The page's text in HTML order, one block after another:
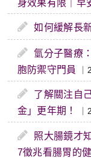
身效果有限｜早
如何緩解長
氫分子醫療
胞防禦守門員
了解關注自
金」更年期！
照大腸鏡才
7徵兆看腸胃的